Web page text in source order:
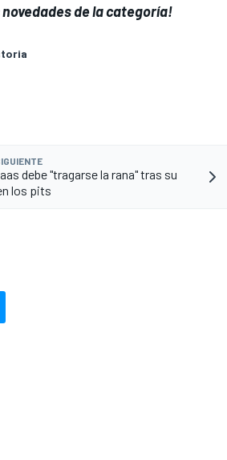
de la categoría!
debe "tragarse la rana" tras su
los pits